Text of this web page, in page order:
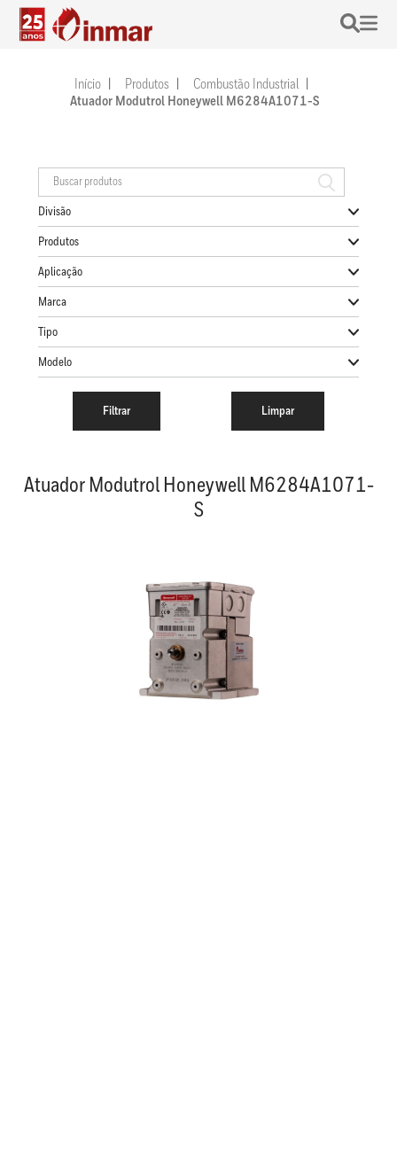
Início Produtos
Combustão Industrial
Atuador Modutrol Honeywell M6284A1071-S
Divisão
Produtos
Aplicação
Marca
Tipo
Modelo
Atuador Modutrol Honeywell M6284A1071-
S